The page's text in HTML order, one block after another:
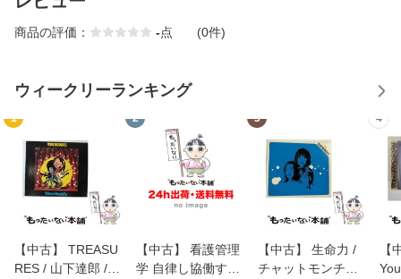
商品の評価： -点 (0件)
ウィークリーランキング
1
【中古】 TREASU
RES / 山下達郎 /
2
【中古】 看護管理
学 自律し協働する
3
【中古】 生命力 /
チャットモンチー /
4
【